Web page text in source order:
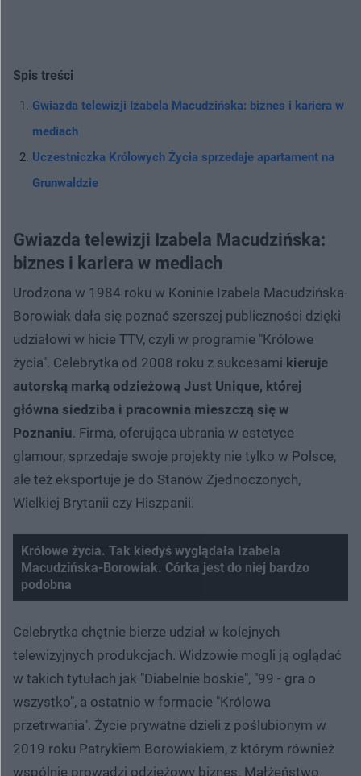
Spis treści
Gwiazda telewizji Izabela Macudzińska: biznes i kariera w
mediach
Uczestniczka Królowych Życia sprzedaje apartament na
Grunwaldzie
Gwiazda telewizji Izabela Macudzińska:
biznes i kariera w mediach
Urodzona w 1984 roku w Koninie Izabela Macudzińska-
Borowiak dała się poznać szerszej publiczności dzięki
udziałowi w hicie TTV, czyli w programie "Królowe
życia". Celebrytka od 2008 roku z sukcesami kieruje
autorską marką odzieżową Just Unique, której
główna siedziba i pracownia mieszczą się w
Poznaniu. Firma, oferująca ubrania w estetyce
glamour, sprzedaje swoje projekty nie tylko w Polsce,
ale też eksportuje je do Stanów Zjednoczonych,
Wielkiej Brytanii czy Hiszpanii.
Królowe życia. Tak kiedyś wyglądała Izabela
Macudzińska-Borowiak. Córka jest do niej bardzo
podobna
Spróbuj ponownie
Celebrytka chętnie bierze udział w kolejnych
telewizyjnych produkcjach. Widzowie mogli ją oglądać
w takich tytułach jak "Diabelnie boskie", "99 - gra o
wszystko", a ostatnio w formacie "Królowa
przetrwania". Życie prywatne dzieli z poślubionym w
2019 roku Patrykiem Borowiakiem, z którym również
wspólnie prowadzi odzieżowy biznes. Małżeństwo